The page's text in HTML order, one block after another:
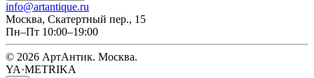
info@artantique.ru
Москва, Скатертный пер., 15
Пн–Пт 10:00–19:00
© 2026 АртАнтик. Москва.
YA·METRIKA